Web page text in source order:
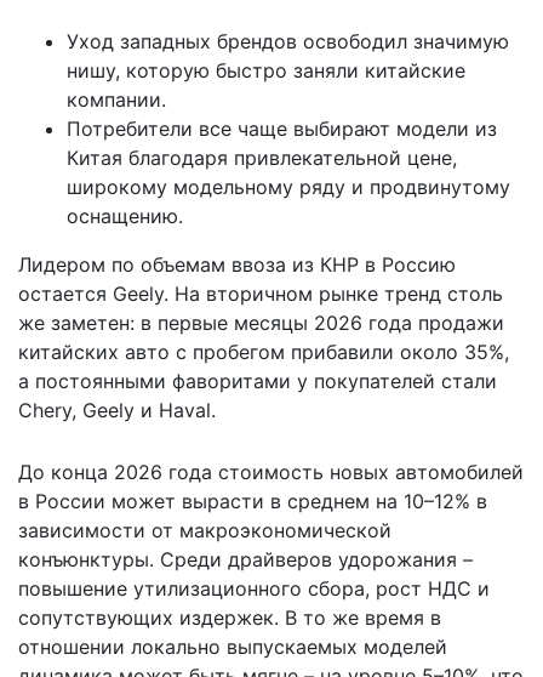
Уход западных брендов освободил значимую
нишу, которую быстро заняли китайские
компании.
Потребители все чаще выбирают модели из
Китая благодаря привлекательной цене,
широкому модельному ряду и продвинутому
оснащению.
Лидером по объемам ввоза из КНР в Россию
остается Geely. На вторичном рынке тренд столь
же заметен: в первые месяцы 2026 года продажи
китайских авто с пробегом прибавили около 35%,
а постоянными фаворитами у покупателей стали
Chery, Geely и Haval.
До конца 2026 года стоимость новых автомобилей
в России может вырасти в среднем на 10–12% в
зависимости от макроэкономической
конъюнктуры. Среди драйверов удорожания –
повышение утилизационного сбора, рост НДС и
сопутствующих издержек. В то же время в
отношении локально выпускаемых моделей